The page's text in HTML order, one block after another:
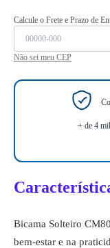
Calcule o Frete e Prazo de
Não sei meu CEP
+ de 4
Bicama Solteiro
bem-estar e na